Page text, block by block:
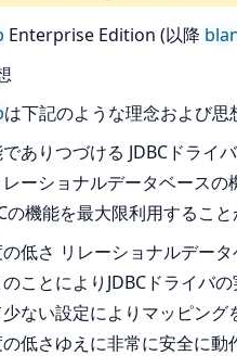
Enterprise Edition (以降
は下記のような理念および思
ありつづける JDBCドライ
レーショナルデータベース
の機能を最大限利用するこ
低さ リレーショナルデー
ことによりJDBCドライバ
ない設定によりマッピング
低さゆえに非常に安全に